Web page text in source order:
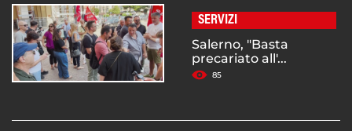
SERVIZI
Salerno, "Basta
precariato all'...
85